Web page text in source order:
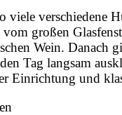
viele verschiedene
großen
Wein. Danach
Tag langsam
Einrichtung und